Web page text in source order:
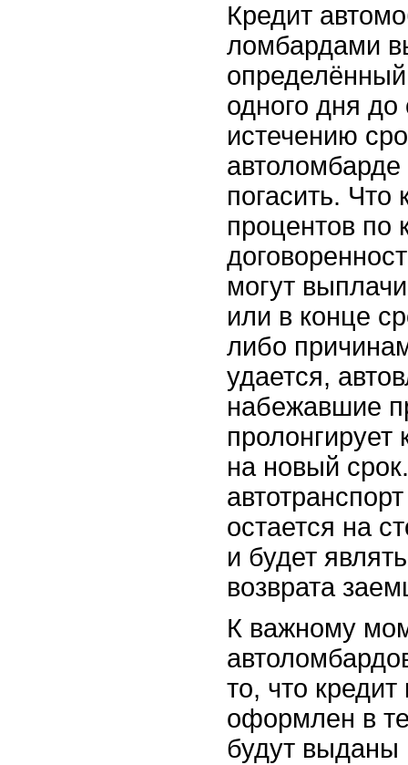
Кредит
ломбардами
одного дня до
истечению
погасить. Что
процентов по
могут
или в конце
либо
удается,
набежавшие
пролонгирует
на новый
остается на
и будет
возврата
К важному
то, что
оформлен в
будут выданы